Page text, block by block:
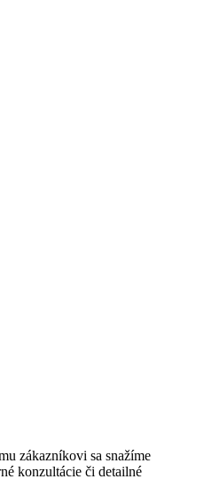
zákazníkovi sa snažíme
konzultácie či detailné